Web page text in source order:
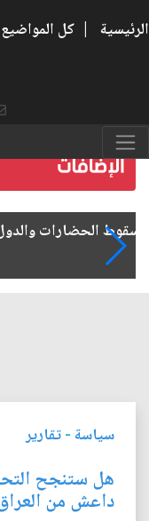
الرئيسية | كل المواضيع
رواتب
سياسة-تقارير
هل ستنجح
داعش من